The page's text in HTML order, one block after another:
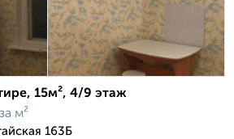
15м², 4/9 этаж
за м²
163Б